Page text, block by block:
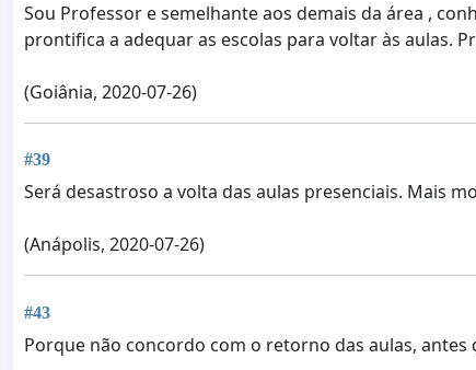
Sou Professor e semelhante aos demais da área ,
prontifica a adequar as escolas para voltar às aulas.
(Goiânia, 2020-07-26)
#39
Será desastroso a volta das aulas presenciais. Mais
(Anápolis, 2020-07-26)
#43
Porque não concordo com o retorno das aulas, antes